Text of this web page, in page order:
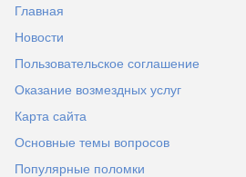
Главная
Новости
Пользовательское соглашение
Оказание возмездных услуг
Карта сайта
Основные темы вопросов
Популярные поломки